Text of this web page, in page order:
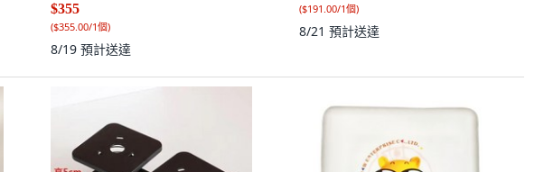
$355
($355.00/1個)
8/19 預計送達
($191.00/1個)
8/21 預計送達